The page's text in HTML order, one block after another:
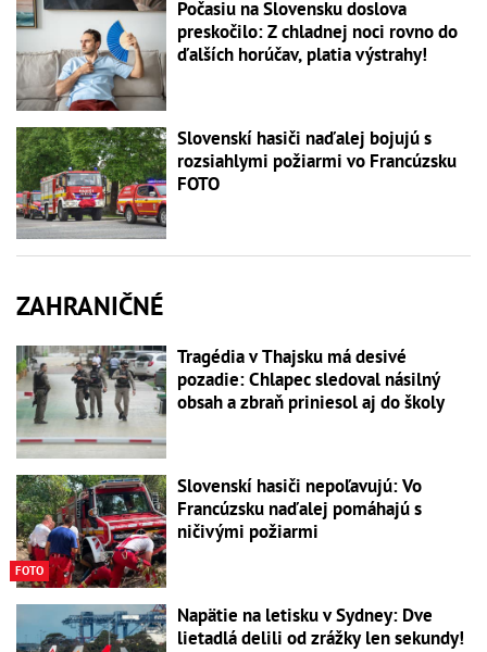
Počasiu na Slovensku doslova
preskočilo: Z chladnej noci rovno do
ďalších horúčav, platia výstrahy!
Slovenskí hasiči naďalej bojujú s
rozsiahlymi požiarmi vo Francúzsku
FOTO
ZAHRANIČNÉ
Tragédia v Thajsku má desivé
pozadie: Chlapec sledoval násilný
obsah a zbraň priniesol aj do školy
FOTO
Slovenskí hasiči nepoľavujú: Vo
Francúzsku naďalej pomáhajú s
ničivými požiarmi
Napätie na letisku v Sydney: Dve
lietadlá delili od zrážky len sekundy!